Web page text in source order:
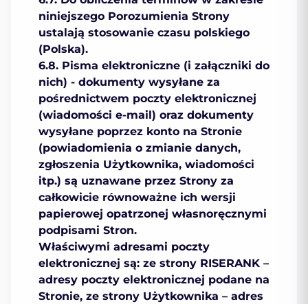
niniejszego Porozumienia Strony
ustalają stosowanie czasu polskiego
(Polska).
6.8. Pisma elektroniczne (i załączniki do
nich) - dokumenty wysyłane za
pośrednictwem poczty elektronicznej
(wiadomości e-mail) oraz dokumenty
wysyłane poprzez konto na Stronie
(powiadomienia o zmianie danych,
zgłoszenia Użytkownika, wiadomości
itp.) są uznawane przez Strony za
całkowicie równoważne ich wersji
papierowej opatrzonej własnoręcznymi
podpisami Stron.
Właściwymi adresami poczty
elektronicznej są: ze strony RISERANK –
adresy poczty elektronicznej podane na
Stronie, ze strony Użytkownika – adres